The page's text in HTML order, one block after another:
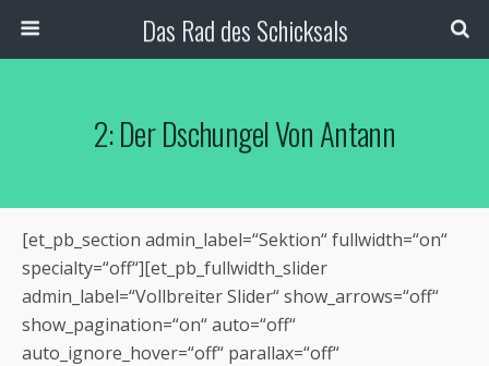
Das Rad des Schicksals
2: Der Dschungel Von Antann
[et_pb_section admin_label=“Sektion“ fullwidth=“on“
specialty=“off“][et_pb_fullwidth_slider
admin_label=“Vollbreiter Slider“ show_arrows=“off“
show_pagination=“on“ auto=“off“
auto_ignore_hover=“off“ parallax=“off“